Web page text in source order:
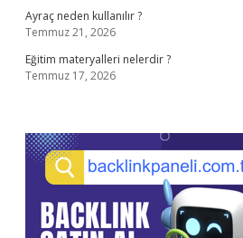
Ayraç neden kullanılır ?
Temmuz 21, 2026
Eğitim materyalleri nelerdir ?
Temmuz 17, 2026